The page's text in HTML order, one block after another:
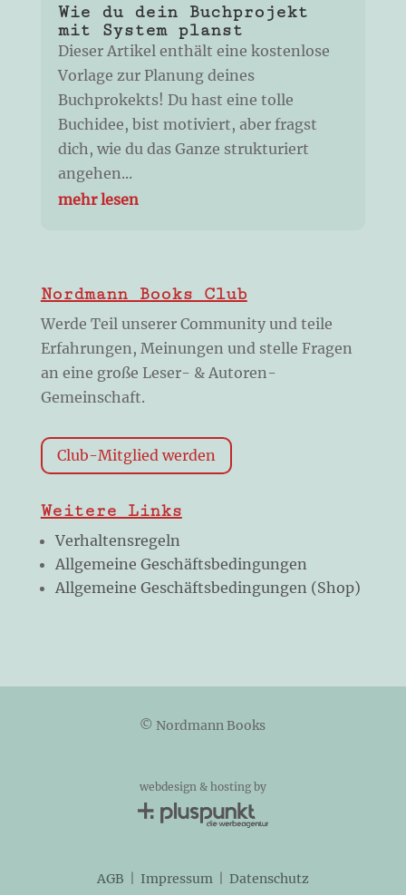
Wie du dein Buchprojekt
mit System planst
Dieser Artikel enthält eine kostenlose
Vorlage zur Planung deines
Buchprokekts! Du hast eine tolle
Buchidee, bist motiviert, aber fragst
dich, wie du das Ganze strukturiert
angehen...
mehr lesen
Nordmann Books Club
Werde Teil unserer Community und teile
Erfahrungen, Meinungen und stelle Fragen
an eine große Leser- & Autoren-
Gemeinschaft.
Club-Mitglied werden
Weitere Links
Verhaltensregeln
Allgemeine Geschäftsbedingungen
Allgemeine Geschäftsbedingungen (Shop)
© Nordmann Books
webdesign & hosting by
AGB Impressum Datenschutz